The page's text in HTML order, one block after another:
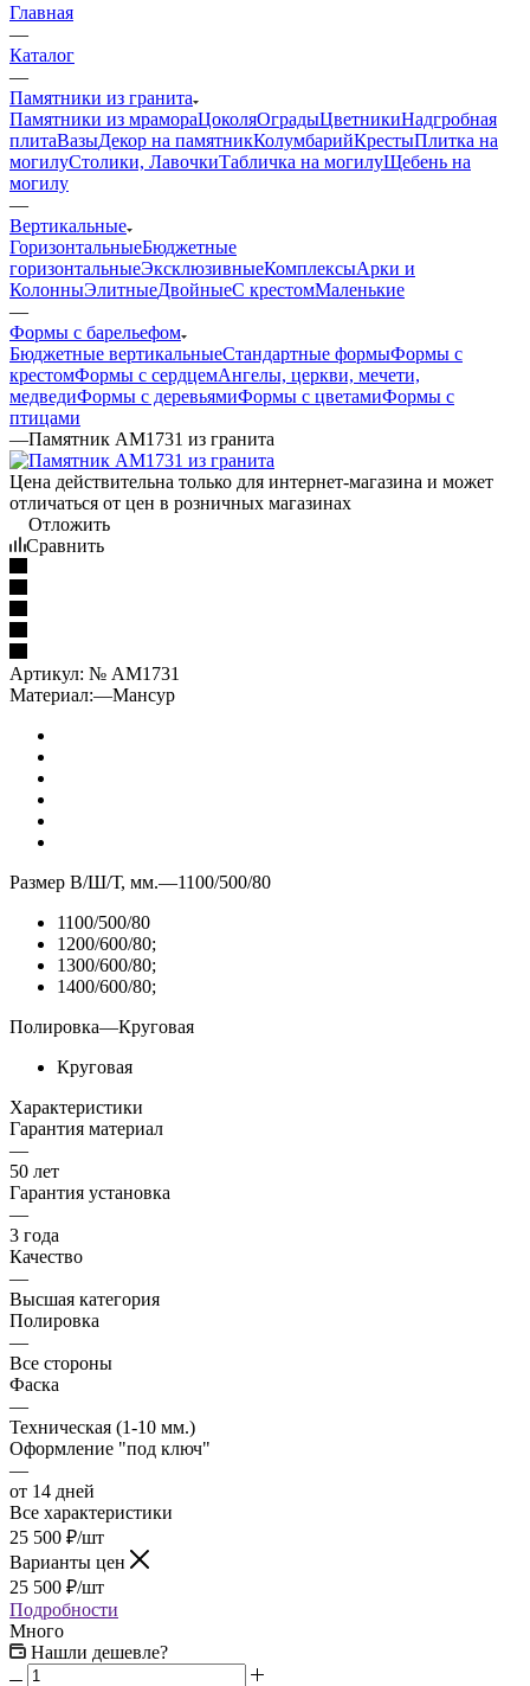
Главная
—
Каталог
—
Памятники из гранита
Памятники из мрамораЦоколяОградыЦветникиНадгробная
плитаВазыДекор на памятникКолумбарийКрестыПлитка на
могилуСтолики, ЛавочкиТабличка на могилуЩебень на
могилу
—
Вертикальные
ГоризонтальныеБюджетные
горизонтальныеЭксклюзивныеКомплексыАрки и
КолонныЭлитныеДвойныеС крестомМаленькие
—
Формы с барельефом
Бюджетные вертикальныеСтандартные формыФормы с
крестомФормы с сердцемАнгелы, церкви, мечети,
медведиФормы с деревьямиФормы с цветамиФормы с
птицами
—Памятник AM1731 из гранита
Цена действительна только для интернет-магазина и может
отличаться от цен в розничных магазинах
Отложить
Сравнить
Артикул: № AM1731
Материал:—Мансур
Размер В/Ш/Т, мм.—1100/500/80
1100/500/80
1200/600/80;
1300/600/80;
1400/600/80;
Полировка—Круговая
Круговая
Характеристики
Гарантия материал
—
50 лет
Гарантия установка
—
3 года
Качество
—
Высшая категория
Полировка
—
Все стороны
Фаска
—
Техническая (1-10 мм.)
Оформление "под ключ"
—
от 14 дней
Все характеристики
25 500 ₽/шт
Варианты цен
25 500 ₽/шт
Подробности
Много
Нашли дешевле?